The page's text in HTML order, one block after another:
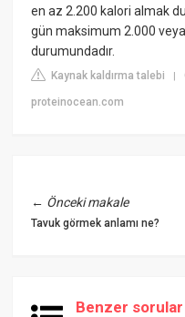
en az 2.200 kalori almak
gün maksimum 2.000
durumundadır.
Kaynak kaldırma talebi |
proteinocean.com
← Önceki makale
Tavuk görmek anlamı ne?
Benzer sorular